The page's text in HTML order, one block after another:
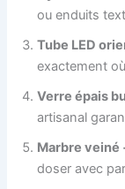
ou enduits
Tube LED
exactement
Verre épais
artisanal
Marbre veiné
doser avec